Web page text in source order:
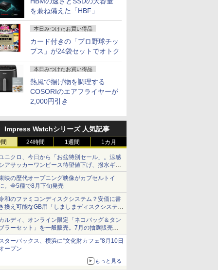
を兼ね備えた「HBF」
本日みつけたお買い得品
カード付きの「プロ野球チッ
プス」が24袋セットでオトク
本日みつけたお買い得品
熱風で揚げ物を調理する
COSORIのエアフライヤーが
2,000円引き
Impress Watchシリーズ 人気記事
24時間 1週間 1カ月
ニクロ、今日から「お盆特別セール」。涼感
アサッカーワンピース待望値下げ、撥水ギア
ョーツは1990円に
映の歴代オープニング映像がカプセルトイ
。全5種で8月下旬発売
和のファミコンディスクシステム？安価に書
換え可能なGB用「しましまディスクシステ
」
ルディ、オンライン限定「ネコバッグ＆タン
ラーセット」を一般販売。7月の抽選販売の
選無効分
ターバックス、横浜に“文化財カフェ”8月10日
ープン
もっと見る